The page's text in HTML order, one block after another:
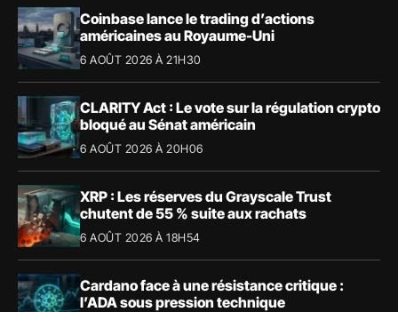
Coinbase lance le trading d’actions
américaines au Royaume-Uni
6 AOÛT 2026 À 21H30
CLARITY Act : Le vote sur la régulation crypto
bloqué au Sénat américain
6 AOÛT 2026 À 20H06
XRP : Les réserves du Grayscale Trust
chutent de 55 % suite aux rachats
6 AOÛT 2026 À 18H54
Cardano face à une résistance critique :
l’ADA sous pression technique